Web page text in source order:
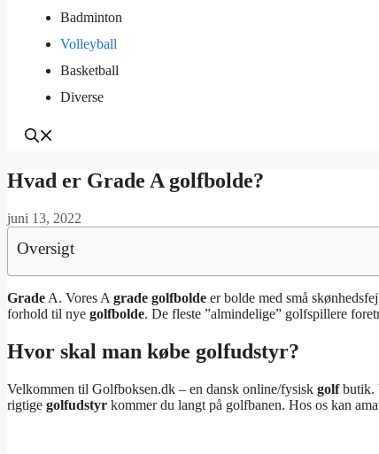
Badminton
Volleyball
Basketball
Diverse
Hvad er Grade A golfbolde?
juni 13, 2022
Oversigt
Grade A. Vores A grade golfbolde er bolde med små
forhold til nye golfbolde. De fleste ”almindelige” golfspillere
Hvor skal man købe golfudstyr?
Velkommen til Golfboksen.dk – en dansk online/fysisk golfbutik.
rigtige golfudstyr kommer du langt på golfbanen. Hos os kan